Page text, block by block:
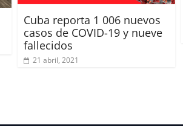
Cuba reporta 1 006 nuevos
casos de COVID-19 y nueve
fallecidos
21 abril, 2021